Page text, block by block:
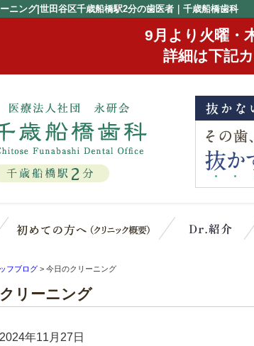
ニング|世田谷区千歳船橋駅2分の歯医者｜千歳船橋歯科
9月より火曜・
詳細は下記
千歳船橋駅 2 分
ホーム クリニック概要(
フブログ > 今日のクリーニング
リーニング
年11月27日